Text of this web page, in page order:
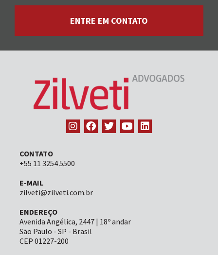
ENTRE EM CONTATO
CONTATO
+55 11 3254 5500
E-MAIL
zilveti@zilveti.com.br
ENDEREÇO
Avenida Angélica, 2447 | 18º andar
São Paulo - SP - Brasil
CEP 01227-200